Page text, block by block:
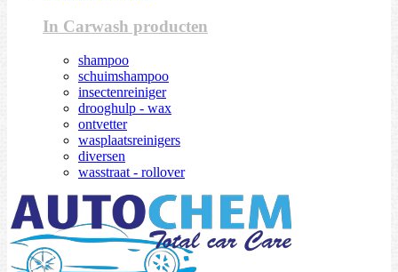
In Carwash producten
shampoo
schuimshampoo
insectenreiniger
drooghulp - wax
ontvetter
wasplaatsreinigers
diversen
wasstraat - rollover